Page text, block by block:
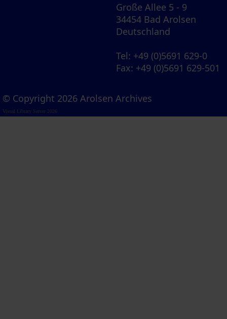
Große Allee 5 - 9
34454 Bad Arolsen
Deutschland
Tel: +49 (0)5691 629-0
Fax: +49 (0)5691 629-501
© Copyright 2026 Arolsen Archives
Visual Library Server 2026